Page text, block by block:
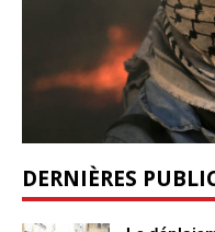
DERNIÈRES